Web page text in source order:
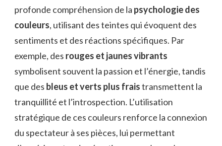
profonde compréhension de la psychologie des
couleurs, utilisant des teintes qui évoquent des
sentiments et des réactions spécifiques. Par
exemple, des rouges et jaunes vibrants
symbolisent souvent la passion et l’énergie, tandis
que des bleus et verts plus fraistransmettent la
tranquillité et l’introspection. L’utilisation
stratégique de ces couleurs renforce la connexion
du spectateur à ses pièces, lui permettant